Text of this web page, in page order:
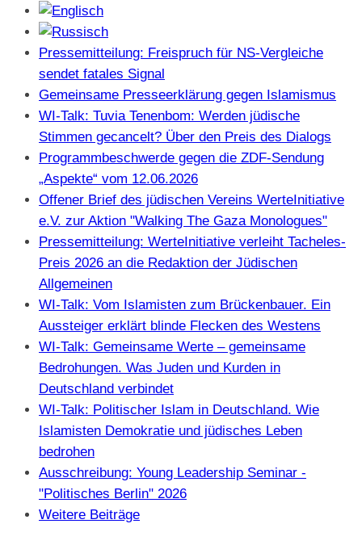
Pressemitteilung: Freispruch für NS-Vergleiche
sendet fatales Signal
Gemeinsame Presseerklärung gegen Islamismus
WI-Talk: Tuvia Tenenbom: Werden jüdische
Stimmen gecancelt? Über den Preis des Dialogs
Programmbeschwerde gegen die ZDF-Sendung
„Aspekte“ vom 12.06.2026
Offener Brief des jüdischen Vereins WerteInitiative
e.V. zur Aktion "Walking The Gaza Monologues"
Pressemitteilung: WerteInitiative verleiht Tacheles-
Preis 2026 an die Redaktion der Jüdischen
Allgemeinen
WI-Talk: Vom Islamisten zum Brückenbauer. Ein
Aussteiger erklärt blinde Flecken des Westens
WI-Talk: Gemeinsame Werte – gemeinsame
Bedrohungen. Was Juden und Kurden in
Deutschland verbindet
WI-Talk: Politischer Islam in Deutschland. Wie
Islamisten Demokratie und jüdisches Leben
bedrohen
Ausschreibung: Young Leadership Seminar -
"Politisches Berlin" 2026
Weitere Beiträge